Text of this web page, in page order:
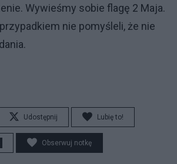
Wywieśmy sobie flagę 2 Maja.
nie pomyśleli, że nie
Udostępnij Lubię to!
Obserwuj notkę